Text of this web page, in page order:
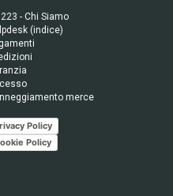
223 - Chi Siamo
(indice)
merce
Policy
Policy